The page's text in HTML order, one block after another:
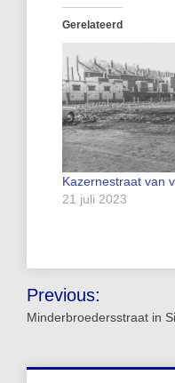
Gerelateerd
Kazernestraat van
21 juli 2023
Bericht
navigatie
Previous:
Minderbroedersstraat in